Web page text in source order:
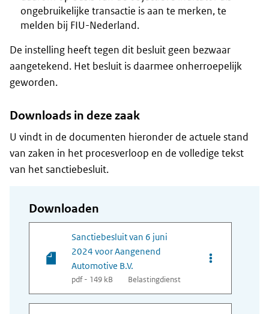
ongebruikelijke transactie is aan te merken, te
melden bij FIU-Nederland.
De instelling heeft tegen dit besluit geen bezwaar
aangetekend. Het besluit is daarmee onherroepelijk
geworden.
Downloads in deze zaak
U vindt in de documenten hieronder de actuele stand
van zaken in het procesverloop en de volledige tekst
van het sanctiebesluit.
Downloaden
Sanctiebesluit van 6 juni
2024 voor Aangenend
Automotive B.V.
pdf - 149 kB Belastingdienst
Opties van